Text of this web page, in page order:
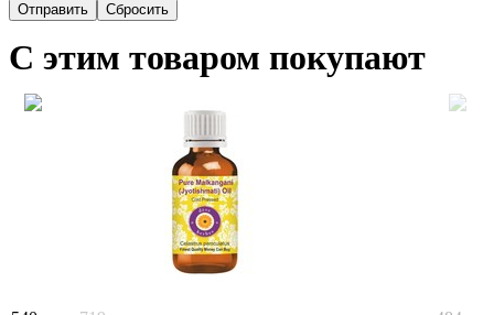
Сбросить
С этим товаром покупают